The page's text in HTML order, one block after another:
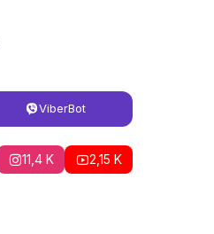
ViberBot
11,4 K 2,15 K